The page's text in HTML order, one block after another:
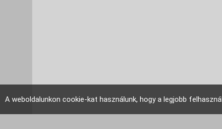
A weboldalunkon cookie-kat használunk, hogy a legjobb